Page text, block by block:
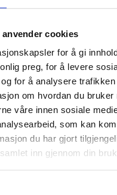
cookies
for å gi
preg, for å levere
for å analysere
om hvordan du bruker
våre innen sosiale
som kan
du har gjort
inn gjennom din
for deg å navigere på
tjenestene.
vi
å gjøre
og for å forbedre
at
fra din
at dine personlige